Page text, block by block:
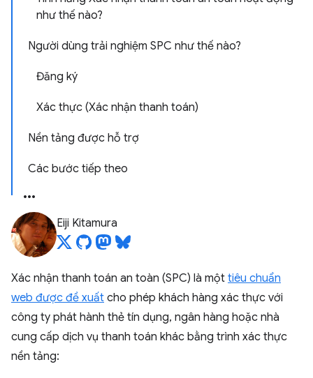
như thế nào?
Người dùng trải nghiệm SPC như thế nào?
Đăng ký
Xác thực (Xác nhận thanh toán)
Nền tảng được hỗ trợ
Các bước tiếp theo
Eiji Kitamura
Xác nhận thanh toán an toàn (SPC) là một tiêu chuẩn
web được đề xuất cho phép khách hàng xác thực với
công ty phát hành thẻ tín dụng, ngân hàng hoặc nhà
cung cấp dịch vụ thanh toán khác bằng trình xác thực
nền tảng: